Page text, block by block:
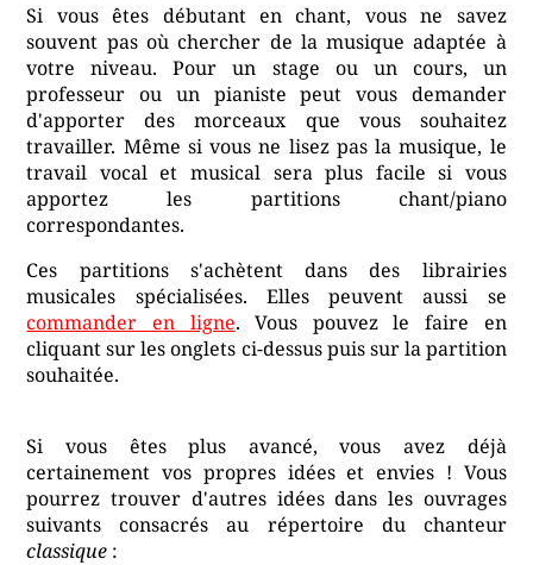
Si vous êtes débutant en chant, vous ne savez
souvent pas où chercher de la musique adaptée à
votre niveau. Pour un stage ou un cours, un
professeur ou un pianiste peut vous demander
d'apporter des morceaux que vous souhaitez
travailler. Même si vous ne lisez pas la musique, le
travail vocal et musical sera plus facile si vous
apportez les partitions chant/piano
correspondantes.
Ces partitions s'achètent dans des librairies
musicales spécialisées. Elles peuvent aussi se
commander en ligne. Vous pouvez le faire en
cliquant sur les onglets ci-dessus puis sur la partition
souhaitée.
Si vous êtes plus avancé, vous avez déjà
certainement vos propres idées et envies ! Vous
pourrez trouver d'autres idées dans les ouvrages
suivants consacrés au répertoire du chanteur
classique :